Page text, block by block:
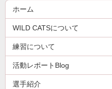
ホーム
WILD CATSについて
練習について
活動レポートBlog
選手紹介